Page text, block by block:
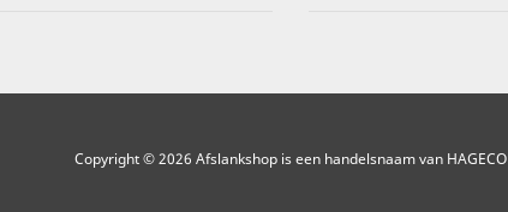
Copyright © 2026 Afslankshop is een handelsnaam van HAGECO